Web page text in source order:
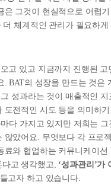
은 그것이 현실적으로 어렵기
체계적인 관리가 필요하게
고 있고 지금까지 진행된 고
. BAT의 성장을 만드는 것은
성과라는 것이 매출적인 지
도전적인 시도 등을 의미하기
다 가지고 있지만 저희는 그
않았어요. 무엇보다 각 프로
료와 협업하는 커뮤니케이션
고 생각했고, ‘성과관리’가
고자 하고 있습니다.